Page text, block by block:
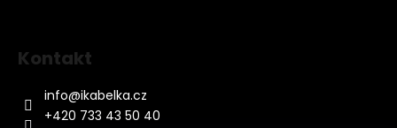
Kontakt
info@ikabelka.cz
+420 733 43 50 40